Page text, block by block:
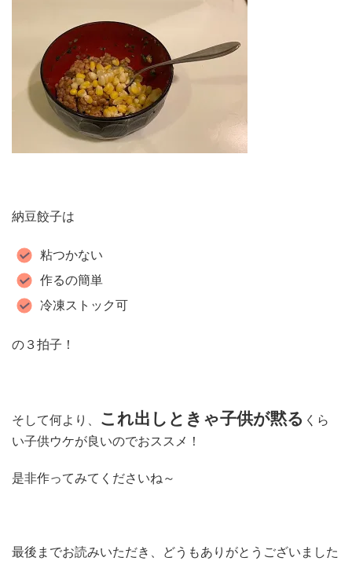
納豆餃子は
粘つかない
作るの簡単
冷凍ストック可
の３拍子！
そして何より、 これ出しときゃ子供が黙る くら
い子供ウケが良いのでおススメ！
是非作ってみてくださいね～
最後までお読みいただき、どうもありがとうございました